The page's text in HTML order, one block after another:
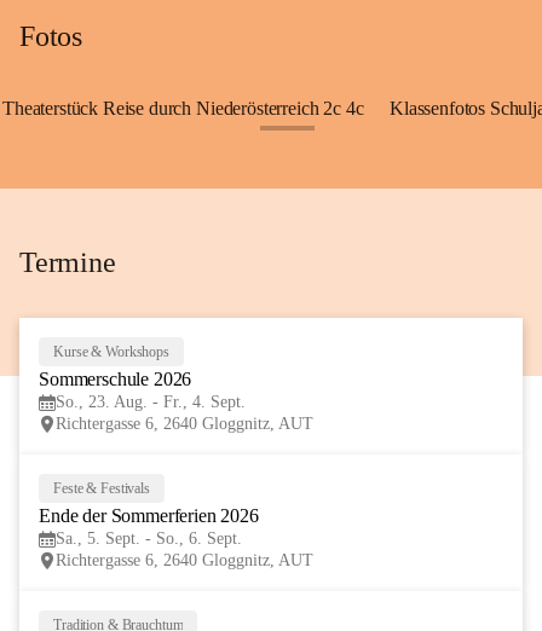
Fotos
Theaterstück Reise durch Niederösterreich 2c 4c Klassenfotos
Termine
Kurse & Workshops
Sommerschule 2026
So., 23. Aug. - Fr., 4. Sept.
Richtergasse 6, 2640 Gloggnitz, AUT
Feste & Festivals
Ende der Sommerferien 2026
Sa., 5. Sept. - So., 6. Sept.
Richtergasse 6, 2640 Gloggnitz, AUT
Tradition & Brauchtum